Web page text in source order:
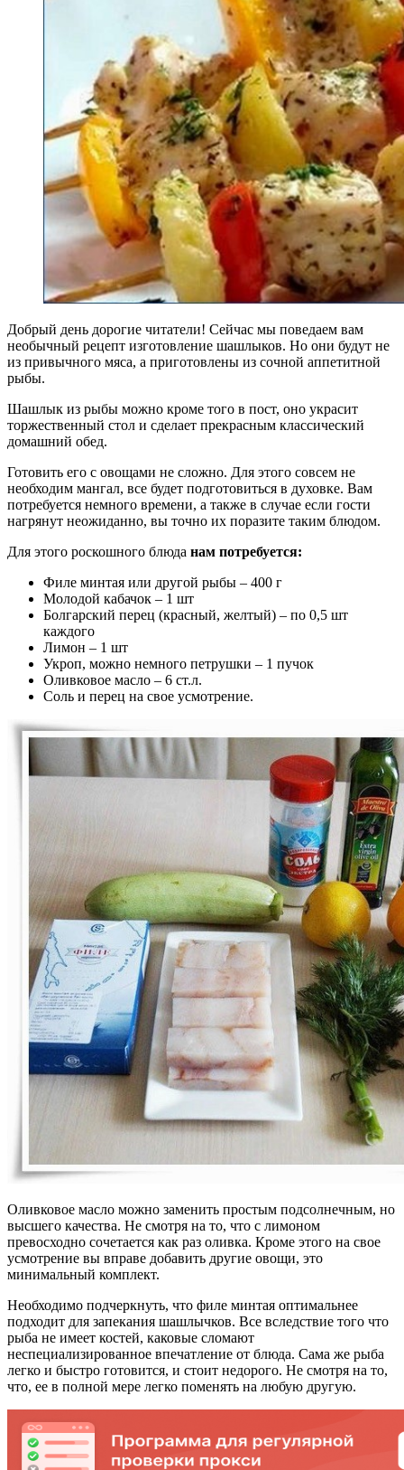
Добрый день дорогие читатели! Сейчас мы поведаем вам
необычный рецепт изготовление шашлыков. Но они будут не
из привычного мяса, а приготовлены из сочной аппетитной
рыбы.
Шашлык из рыбы можно кроме того в пост, оно украсит
торжественный стол и сделает прекрасным классический
домашний обед.
Готовить его с овощами не сложно. Для этого совсем не
необходим мангал, все будет подготовиться в духовке. Вам
потребуется немного времени, а также в случае если гости
нагрянут неожиданно, вы точно их поразите таким блюдом.
Для этого роскошного блюда нам потребуется:
Филе минтая или другой рыбы – 400 г
Молодой кабачок – 1 шт
Болгарский перец (красный, желтый) – по 0,5 шт
каждого
Лимон – 1 шт
Укроп, можно немного петрушки – 1 пучок
Оливковое масло – 6 ст.л.
Соль и перец на свое усмотрение.
Оливковое масло можно заменить простым подсолнечным, но
высшего качества. Не смотря на то, что с лимоном
превосходно сочетается как раз оливка. Кроме этого на свое
усмотрение вы вправе добавить другие овощи, это
минимальный комплект.
Необходимо подчеркнуть, что филе минтая оптимальнее
подходит для запекания шашлычков. Все вследствие того что
рыба не имеет костей, каковые сломают
неспециализированное впечатление от блюда. Сама же рыба
легко и быстро готовится, и стоит недорого. Не смотря на то,
что, ее в полной мере легко поменять на любую другую.